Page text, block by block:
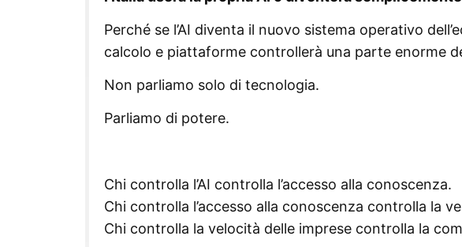
Perché se l’AI diventa il nuovo sistema operativo
calcolo e piattaforme controllerà una parte enorme
Non parliamo solo di tecnologia.
Parliamo di potere.
Chi controlla l’AI controlla l’accesso alla conoscenza.
Chi controlla l’accesso alla conoscenza controlla la
Chi controlla la velocità delle imprese controlla la